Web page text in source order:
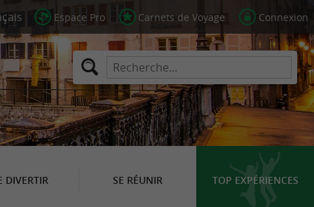
Espace Pro Carnets de Voyage Connexion
DIVERTIR SE RÉUNIR TOP EXPÉRIENCES